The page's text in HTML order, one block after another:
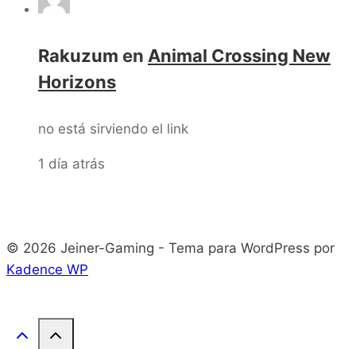
Rakuzum en Animal Crossing New
Horizons
no está sirviendo el link
1 día atrás
© 2026 Jeiner-Gaming - Tema para WordPress por
Kadence WP